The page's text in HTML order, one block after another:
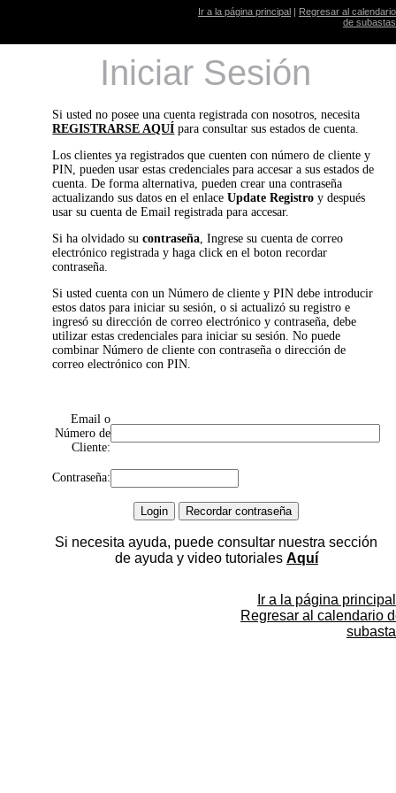
Ir a la página principal | Regresar al calendario
de subastas
Iniciar Sesión
Si usted no posee una cuenta registrada con nosotros, necesita
REGISTRARSE AQUÍ para consultar sus estados de cuenta.
Los clientes ya registrados que cuenten con número de cliente y
PIN, pueden usar estas credenciales para accesar a sus estados de
cuenta. De forma alternativa, pueden crear una contraseña
actualizando sus datos en el enlaceUpdate Registro y después
usar su cuenta de Email registrada para accesar.
Si ha olvidado sucontraseña, Ingrese su cuenta de correo
electrónico registrada y haga click en el boton recordar
contraseña.
Si usted cuenta con un Número de cliente y PIN debe introducir
estos datos para iniciar su sesión, o si actualizó su registro e
ingresó su dirección de correo electrónico y contraseña, debe
utilizar estas credenciales para iniciar su sesión. No puede
combinar Número de cliente con contraseña o dirección de
correo electrónico con PIN.
Email o
Número de
Cliente:
Contraseña:
Si necesita ayuda, puede consultar nuestra sección
de ayuda y video tutoriales Aquí
Ir a la página principal
Regresar al calendario